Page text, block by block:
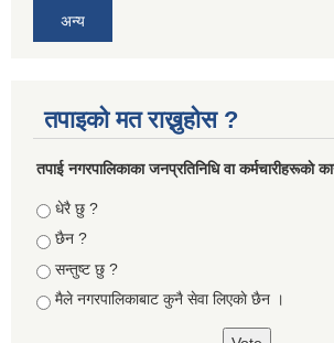
अन्य
तपाइको मत राख्नुहोस ?
तपा‌ई नगरपालिकाका जनप्रतिनिधि वा कर्मचारीहरूकाे
Choices
धेरै छु ?
छैन ?
सन्तुष्ट छु ?
मैले नगरपालिकाबाट कुनै सेवा लिएकाे छैन ।